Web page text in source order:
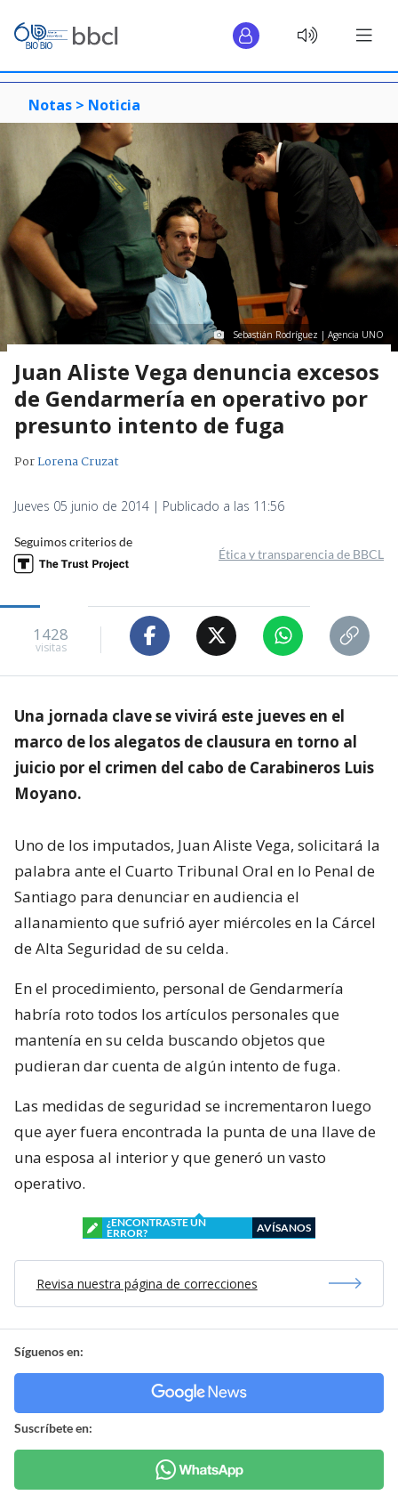
Notas > Noticia
Sebastián Rodríguez | Agencia UNO
Juan Aliste Vega denuncia excesos
de Gendarmería en operativo por
presunto intento de fuga
PorLorena Cruzat
Jueves 05 junio de 2014 | Publicado a las 11:56
Seguimos criterios de
Ética y transparencia de BBCL
1428
visitas
Una jornada clave se vivirá este jueves en el
marco de los alegatos de clausura en torno al
juicio por el crimen del cabo de Carabineros Luis
Moyano.
Uno de los imputados, Juan Aliste Vega, solicitará la
palabra ante el Cuarto Tribunal Oral en lo Penal de
Santiago para denunciar en audiencia el
allanamiento que sufrió ayer miércoles en la Cárcel
de Alta Seguridad de su celda.
En el procedimiento, personal de Gendarmería
habría roto todos los artículos personales que
mantenía en su celda buscando objetos que
pudieran dar cuenta de algún intento de fuga.
Las medidas de seguridad se incrementaron luego
que ayer fuera encontrada la punta de una llave de
una esposa al interior y que generó un vasto
operativo.
¿ENCONTRASTE UN
ERROR?
AVÍSANOS
Revisa nuestra página de correcciones
Síguenos en:
Suscríbete en: